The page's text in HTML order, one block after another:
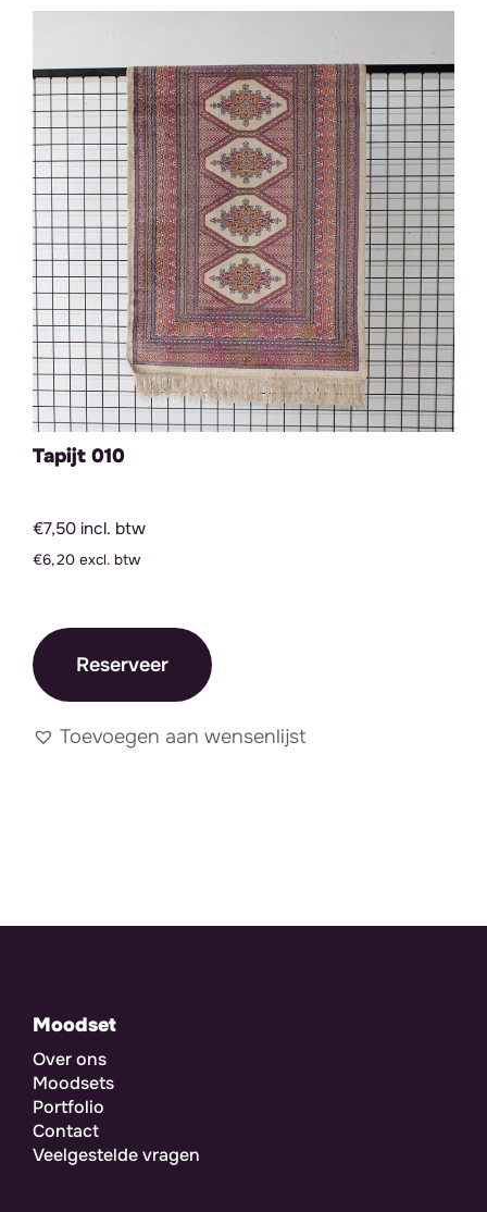
Tapijt 010
€7,50 incl. btw
€6,20 excl. btw
Reserveer
Toevoegen aan wensenlijst
Moodset
Over ons
Moodsets
Portfolio
Contact
Veelgestelde vragen